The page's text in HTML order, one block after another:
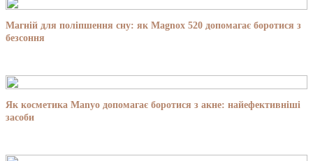
Магній для поліпшення сну: як Magnox 520 допомагає боротися з
безсоння
Як косметика Manyo допомагає боротися з акне: найефективніші
засоби